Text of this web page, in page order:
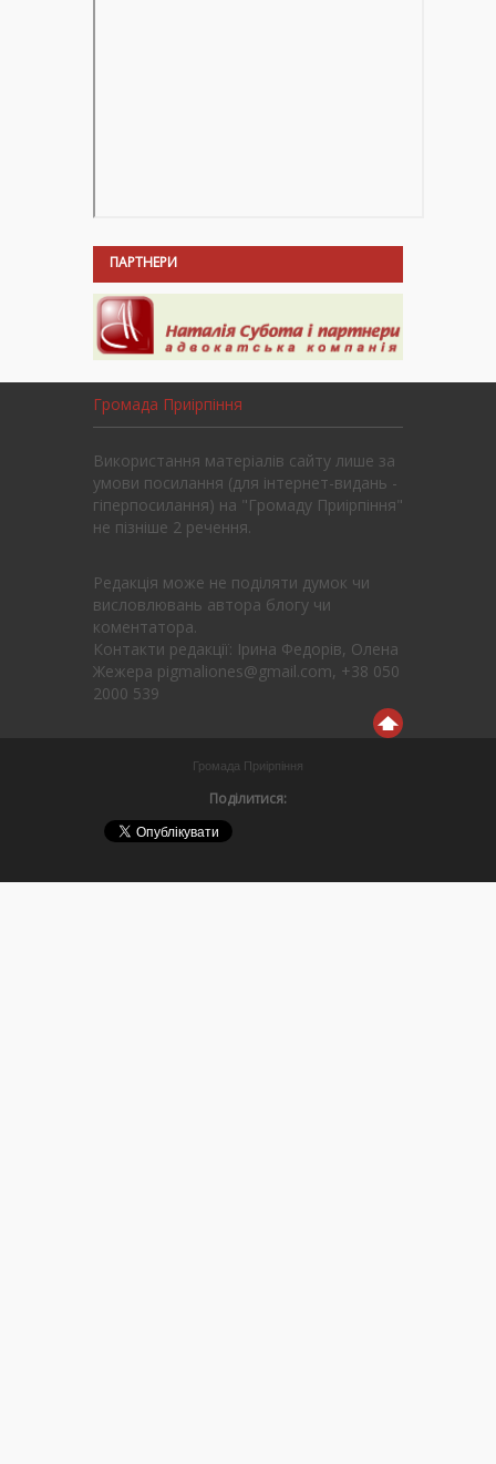
ПАРТНЕРИ
Громада Приірпіння
Використання матеріалів сайту лише за
умови посилання (для інтернет-видань -
гіперпосилання) на "Громаду Приірпіння"
не пізніше 2 речення.
Редакція може не поділяти думок чи
висловлювань автора блогу чи
коментатора.
Контакти редакції: Ірина Федорів, Олена
Жежера pigmaliones@gmail.com, +38 050
2000 539
Громада Приірпіння
Поділитися: